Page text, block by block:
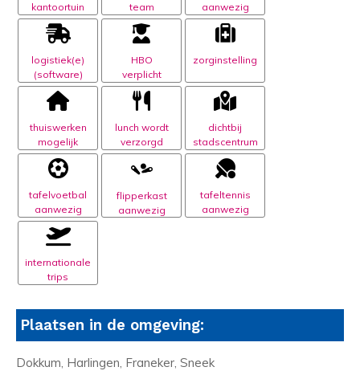
kantoortuin
team
aanwezig
logistiek(e)
(software)
HBO
verplicht
zorginstelling
thuiswerken
mogelijk
lunch wordt
verzorgd
dichtbij
stadscentrum
tafelvoetbal
aanwezig
flipperkast
aanwezig
tafeltennis
aanwezig
internationale
trips
Plaatsen in de omgeving:
Dokkum, Harlingen, Franeker, Sneek